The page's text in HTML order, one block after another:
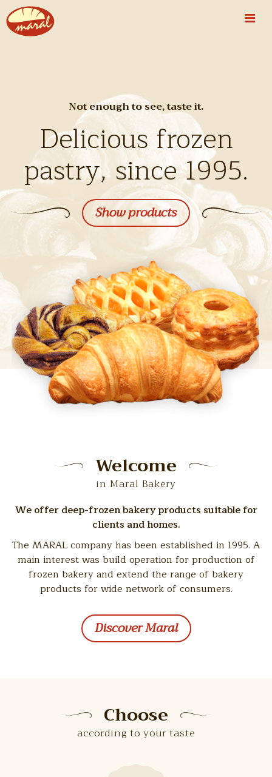
Not enough to see, taste it.
Delicious frozen
pastry, since 1995.
Show products
Welcome
in Maral Bakery
We offer deep-frozen bakery products suitable for
clients and homes.
The MARAL company has been established in 1995. A
main interest was build operation for production of
frozen bakery and extend the range of bakery
products for wide network of consumers.
Discover Maral
Choose
according to your taste